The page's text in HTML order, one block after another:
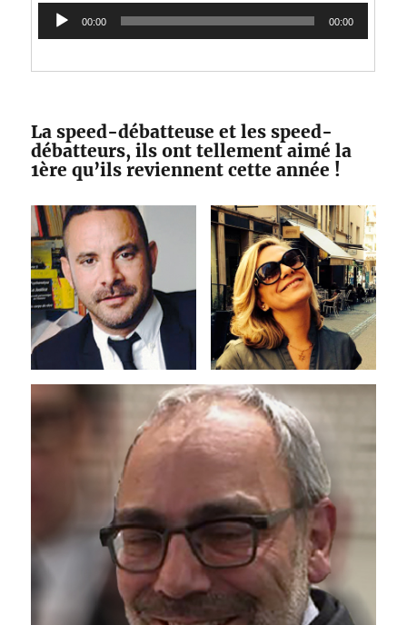
Lecteur
audio
00:00 00:00
La speed-débatteuse et les speed-
débatteurs, ils ont tellement aimé la
1ère qu’ils reviennent cette année !